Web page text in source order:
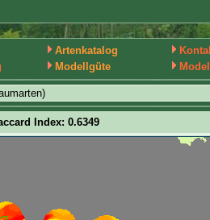
Artenkatalog
Modellgüte
Index: 0.6349